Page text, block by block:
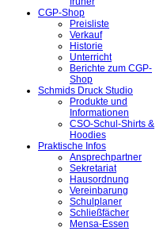
CGP-Shop
Preisliste
Verkauf
Historie
Unterricht
Berichte zum CGP-
Shop
Schmids Druck Studio
Produkte und
Informationen
CSO-Schul-Shirts &
Hoodies
Praktische Infos
Ansprechpartner
Sekretariat
Hausordnung
Vereinbarung
Schulplaner
Schließfächer
Mensa-Essen